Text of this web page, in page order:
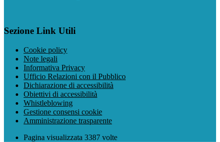
Sezione Link Utili
Cookie policy
Note legali
Informativa Privacy
Ufficio Relazioni con il Pubblico
Dichiarazione di accessibilità
Obiettivi di accessibilità
Whistleblowing
Gestione consensi cookie
Amministrazione trasparente
Pagina visualizzata 3387 volte